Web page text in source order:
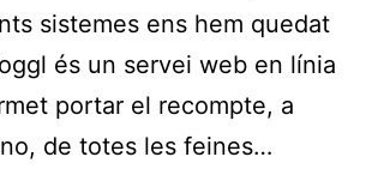
sistemes ens hem quedat
és un servei web en línia
portar el recompte, a
de totes les feines…